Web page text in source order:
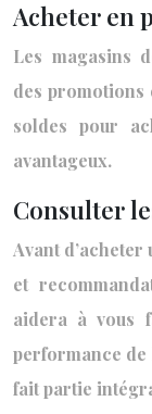
Acheter en
Les magasins
des promotions
soldes pour
avantageux.
Consulter
Avant
et
aidera à vous
performance de
fait partie